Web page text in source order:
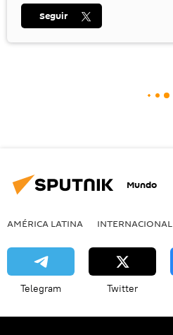
Seguir
Mundo
AMÉRICA LATINA INTERNACIONAL
Telegram Twitter